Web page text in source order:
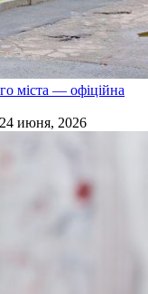
міста — офіційна
24 июня, 2026